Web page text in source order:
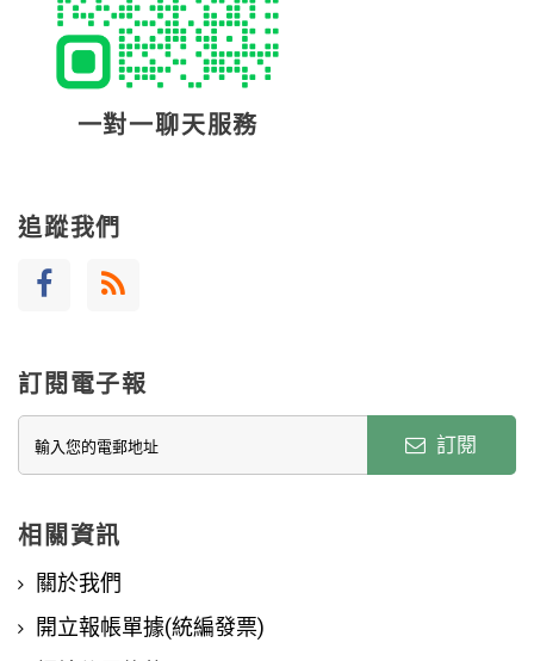
一對一聊天服務
追蹤我們
訂閱電子報
訂閱
相關資訊
關於我們
開立報帳單據(統編發票)